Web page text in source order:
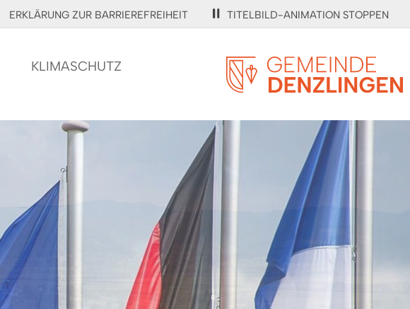
ERKLÄRUNG ZUR BARRIEREFREIHEIT TITELBILD-ANIMATION STOPPEN
KLIMASCHUTZ